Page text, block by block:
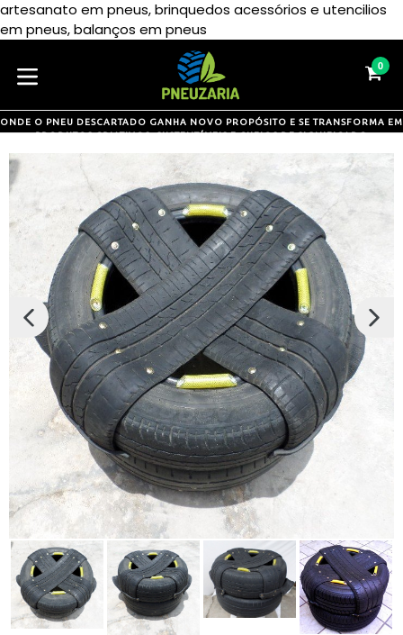
artesanato em pneus, brinquedos acessórios e utencilios
em pneus, balanços em pneus
para
o
conteúdo
0
ONDE O PNEU DESCARTADO GANHA NOVO PROPÓSITO E SE TRANSFORMA EM
PRODUTOS CRIATIVOS, SUSTENTÁVEIS E CHEIOS DE SIGNIFICADO
SLIDE
ANTERIOR
SLIDE